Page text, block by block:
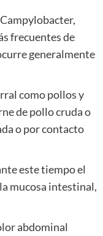
frecuentes de
generalmente
como pollos y
de pollo cruda o
o por contacto
este tiempo el
mucosa intestinal,
abdominal